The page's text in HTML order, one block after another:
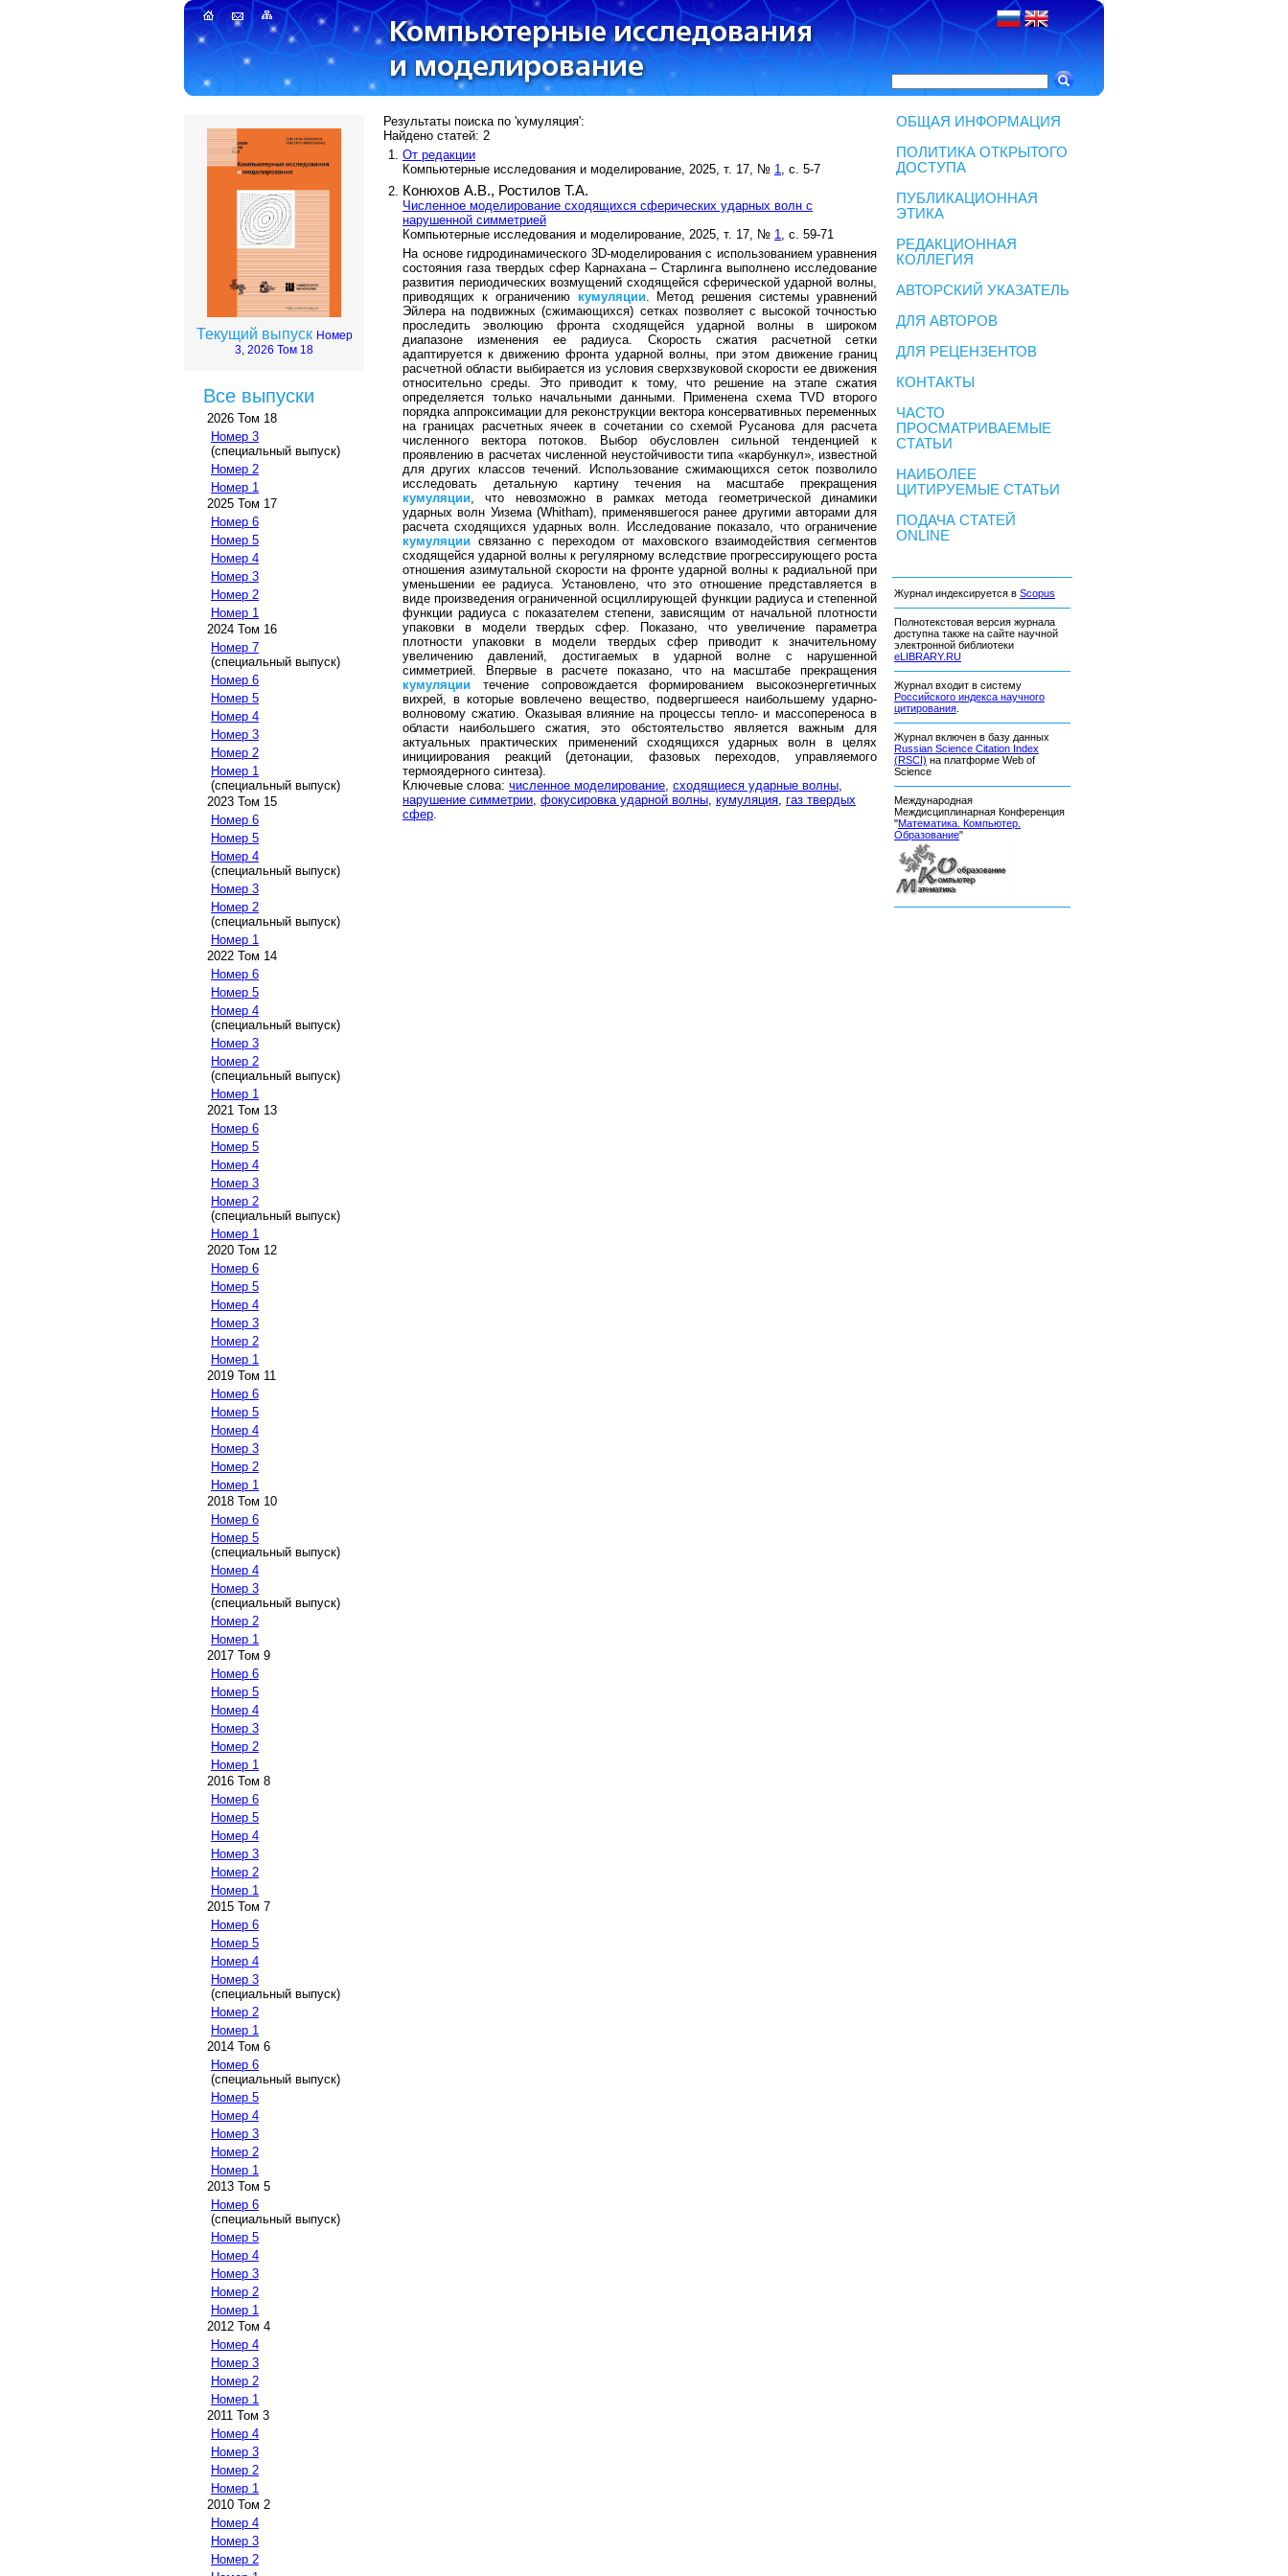
Текущий выпуск Номер
3, 2026 Том 18
Все выпуски
2026 Том 18
Номер 3
(специальный выпуск)
Номер 2
Номер 1
2025 Том 17
Номер 6
Номер 5
Номер 4
Номер 3
Номер 2
Номер 1
2024 Том 16
Номер 7
(специальный выпуск)
Номер 6
Номер 5
Номер 4
Номер 3
Номер 2
Номер 1
(специальный выпуск)
2023 Том 15
Номер 6
Номер 5
Номер 4
(специальный выпуск)
Номер 3
Номер 2
(специальный выпуск)
Номер 1
2022 Том 14
Номер 6
Номер 5
Номер 4
(специальный выпуск)
Номер 3
Номер 2
(специальный выпуск)
Номер 1
2021 Том 13
Номер 6
Номер 5
Номер 4
Номер 3
Номер 2
(специальный выпуск)
Номер 1
2020 Том 12
Номер 6
Номер 5
Номер 4
Номер 3
Номер 2
Номер 1
2019 Том 11
Номер 6
Номер 5
Номер 4
Номер 3
Номер 2
Номер 1
2018 Том 10
Номер 6
Номер 5
(специальный выпуск)
Номер 4
Номер 3
(специальный выпуск)
Номер 2
Номер 1
2017 Том 9
Номер 6
Номер 5
Номер 4
Номер 3
Номер 2
Номер 1
2016 Том 8
Номер 6
Номер 5
Номер 4
Номер 3
Номер 2
Номер 1
2015 Том 7
Номер 6
Номер 5
Номер 4
Номер 3
(специальный выпуск)
Номер 2
Номер 1
2014 Том 6
Номер 6
(специальный выпуск)
Номер 5
Номер 4
Номер 3
Номер 2
Номер 1
2013 Том 5
Номер 6
(специальный выпуск)
Номер 5
Номер 4
Номер 3
Номер 2
Номер 1
2012 Том 4
Номер 4
Номер 3
Номер 2
Номер 1
2011 Том 3
Номер 4
Номер 3
Номер 2
Номер 1
2010 Том 2
Номер 4
Номер 3
Номер 2
Результаты поиска по 'кумуляция':
Найдено статей: 2
От редакции
Компьютерные исследования и моделирование, 2025, т. 17, № 1, с. 5-7
Конюхов А.В., Ростилов Т.А.
Численное моделирование сходящихся сферических ударных волн с
нарушенной симметрией
Компьютерные исследования и моделирование, 2025, т. 17, № 1
, с. 59-71
На основе гидродинамического 3D-моделирования с использованием уравнения
состояния газа твердых сфер Карнахана – Старлинга выполнено исследование
развития периодических возмущений сходящейся сферической ударной волны,
приводящих к ограничению кумуляции . Метод решения системы уравнений
Эйлера на подвижных (сжимающихся) сетках позволяет с высокой точностью
проследить эволюцию фронта сходящейся ударной волны в широком
диапазоне изменения ее радиуса. Скорость сжатия расчетной сетки
адаптируется к движению фронта ударной волны, при этом движение границ
расчетной области выбирается из условия сверхзвуковой скорости ее движения
относительно среды. Это приводит к тому, что решение на этапе сжатия
определяется только начальными данными. Применена схема TVD второго
порядка аппроксимации для реконструкции вектора консервативных переменных
на границах расчетных ячеек в сочетании со схемой Русанова для расчета
численного вектора потоков. Выбор обусловлен сильной тенденцией к
проявлению в расчетах численной неустойчивости типа «карбункул», известной
для других классов течений. Использование сжимающихся сеток позволило
исследовать детальную картину течения на масштабе прекращения
кумуляции , что невозможно в рамках метода геометрической динамики
ударных волн Уизема (Whitham), применявшегося ранее другими авторами для
расчета сходящихся ударных волн. Исследование показало, что ограничение
кумуляции связанно с переходом от маховского взаимодействия сегментов
сходящейся ударной волны к регулярному вследствие прогрессирующего роста
отношения азимутальной скорости на фронте ударной волны к радиальной при
уменьшении ее радиуса. Установлено, что это отношение представляется в
виде произведения ограниченной осциллирующей функции радиуса и степенной
функции радиуса с показателем степени, зависящим от начальной плотности
упаковки в модели твердых сфер. Показано, что увеличение параметра
плотности упаковки в модели твердых сфер приводит к значительному
увеличению давлений, достигаемых в ударной волне с нарушенной
симметрией. Впервые в расчете показано, что на масштабе прекращения
кумуляции течение сопровождается формированием высокоэнергетичных
вихрей, в которые вовлечено вещество, подвергшееся наибольшему ударно-
волновому сжатию. Оказывая влияние на процессы тепло- и массопереноса в
области наибольшего сжатия, это обстоятельство является важным для
актуальных практических применений сходящихся ударных волн в целях
инициирования реакций (детонации, фазовых переходов, управляемого
термоядерного синтеза).
Ключевые слова: численное моделирование сходящиеся ударные волны
нарушение симметрии фокусировка ударной волны кумуляция газ твердых
сфер
ОБЩАЯ ИНФОРМАЦИЯ
ПОЛИТИКА ОТКРЫТОГО
ДОСТУПА
ПУБЛИКАЦИОННАЯ
ЭТИКА
РЕДАКЦИОННАЯ
КОЛЛЕГИЯ
АВТОРСКИЙ УКАЗАТЕЛЬ
ДЛЯ АВТОРОВ
ДЛЯ РЕЦЕНЗЕНТОВ
КОНТАКТЫ
ЧАСТО
ПРОСМАТРИВАЕМЫЕ
СТАТЬИ
НАИБОЛЕЕ
ЦИТИРУЕМЫЕ СТАТЬИ
ПОДАЧА СТАТЕЙ
ONLINE
Журнал индексируется в Scopus
Полнотекстовая версия журнала
доступна также на сайте научной
электронной библиотеки
eLIBRARY.RU
Журнал входит в систему
Российского индекса научного
цитирования
Журнал включен в базу данных
Russian Science Citation Index
(RSCI) на платформе Web of
Science
Международная
Междисциплинарная Конференция
"Математика. Компьютер.
Образование"